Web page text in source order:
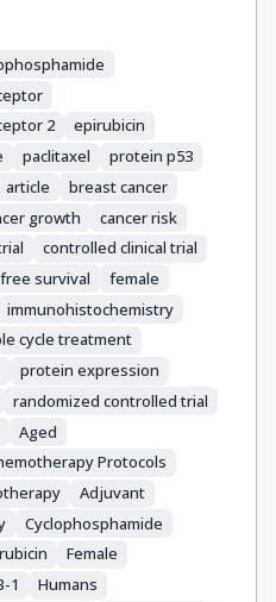
2
epirubicin
paclitaxel
protein p53
article
breast cancer
growth
cancer risk
controlled clinical trial
survival
female
immunohistochemistry
cycle treatment
protein expression
randomized controlled trial
Aged
Protocols
Adjuvant
Cyclophosphamide
Female
1
Humans